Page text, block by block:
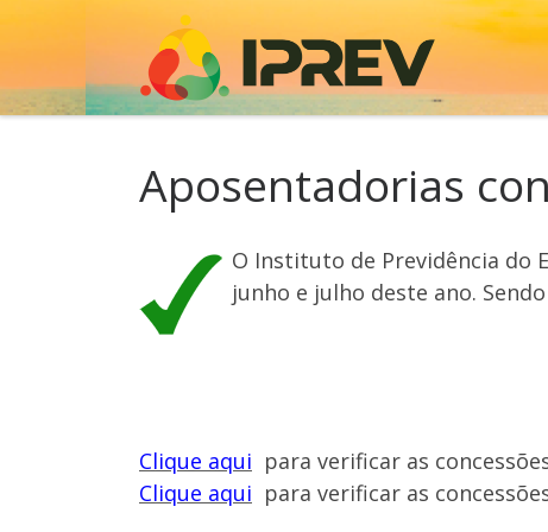
Skip to content
Aposentadorias
O Instituto de Previdência do
junho e julho deste ano.
Clique aqui para verificar as
Clique aqui para verificar as